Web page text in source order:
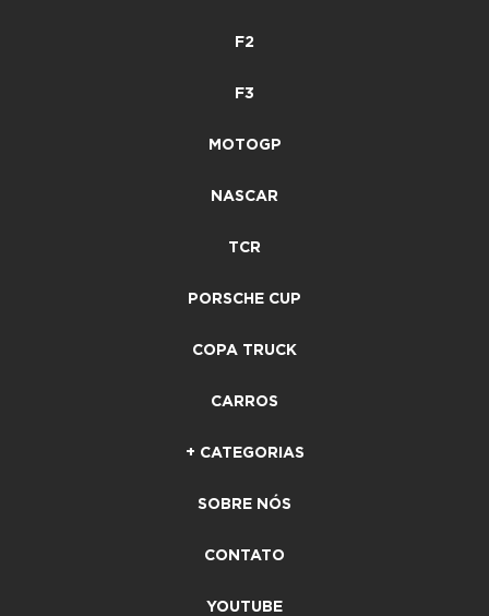
F2
F3
MOTOGP
NASCAR
TCR
PORSCHE CUP
COPA TRUCK
CARROS
+ CATEGORIAS
SOBRE NÓS
CONTATO
YOUTUBE